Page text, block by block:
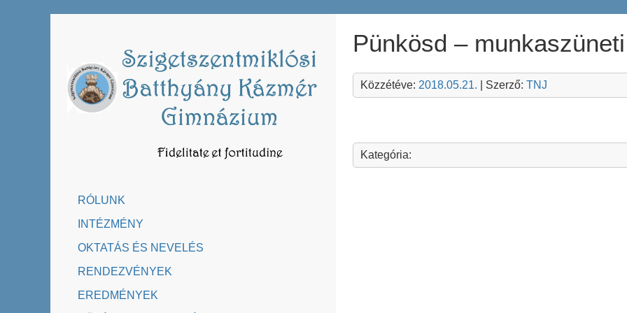
RÓLUNK
INTÉZMÉNY
OKTATÁS ÉS NEVELÉS
RENDEZVÉNYEK
EREDMÉNYEK
Pünkösd –
Közzétéve: 2018.05.21. | Szerző: TNJ
Kategória: